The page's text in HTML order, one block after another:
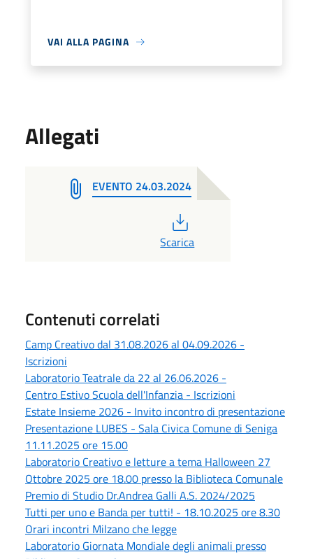
VAI ALLA PAGINA
Allegati
EVENTO 24.03.2024
Scarica
Contenuti correlati
Camp Creativo dal 31.08.2026 al 04.09.2026 -
Iscrizioni
Laboratorio Teatrale da 22 al 26.06.2026 -
Centro Estivo Scuola dell'Infanzia - Iscrizioni
Estate Insieme 2026 - Invito incontro di presentazione
Presentazione LUBES - Sala Civica Comune di Seniga
11.11.2025 ore 15.00
Laboratorio Creativo e letture a tema Halloween 27
Ottobre 2025 ore 18.00 presso la Biblioteca Comunale
Premio di Studio Dr.Andrea Galli A.S. 2024/2025
Tutti per uno e Banda per tutti! - 18.10.2025 ore 8.30
Orari incontri Milzano che legge
Laboratorio Giornata Mondiale degli animali presso